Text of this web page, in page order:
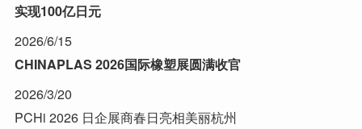
实现100亿日元
2026/6/15
CHINAPLAS 2026国际橡塑展圆满收官
2026/3/20
PCHi 2026 日企展商春日亮相美丽杭州